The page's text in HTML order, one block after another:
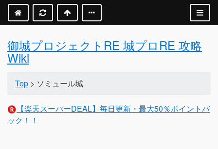
御城プロジェクトRE 城プロRE 攻略
Wiki
Top > ソミュール城
【楽天スーパーDEAL】毎日更新・最大50％ポイントバ
ック！！